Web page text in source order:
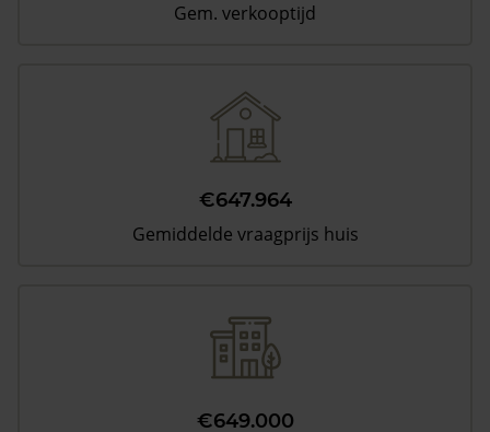
Gem. verkooptijd
€647.964
Gemiddelde vraagprijs huis
€649.000